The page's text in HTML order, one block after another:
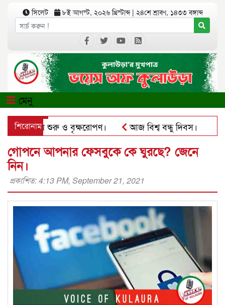
সিলেট ৮ই আগস্ট, ২০২৬ খ্রিস্টাব্দ| ২৪শে শ্রাবণ, ১৪৩৩ বঙ্গাব্দ
মেনু
শিরোনাম
কার্যক্রম শুরু ও বৃক্ষরোপণ। আজ বিশ্ব বন্ধু দিবস।
গোপনে আপনার ফেসবুকে কে ঘুরছে? জেনে
নিন।
প্রকাশিত: 4:13 PM, September 21, 2021